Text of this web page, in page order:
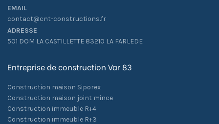
EMAIL
contact@cnt-constructions.fr
ADRESSE
501 DOM LA CASTILLETTE 83210 LA FARLEDE
Entreprise de construction Var 83
Construction maison Siporex
Construction maison joint mince
Construction immeuble R+4
Construction immeuble R+3